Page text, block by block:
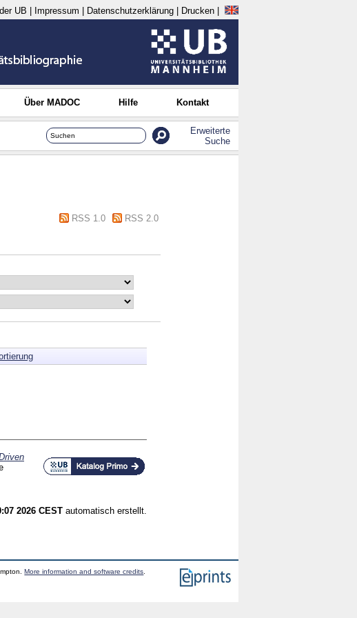
UB Impressum Datenschutzerklärung Drucken
Über MADOC Hilfe Kontakt
Erweiterte
Suche
RSS 1.0
RSS 2.0
2026 CEST automatisch erstellt.
More information and software credits